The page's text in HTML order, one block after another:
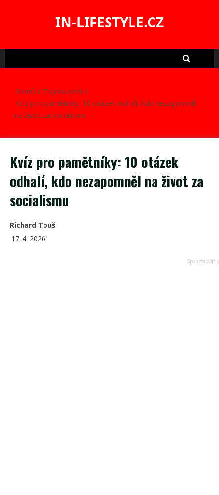
IN-LIFESTYLE.CZ
Domů
Zajímavosti
Kvíz pro pamětníky: 10 otázek odhalí, kdo nezapomněl
na život za socialismu
Kvíz pro pamětníky: 10 otázek
odhalí, kdo nezapomněl na život za
socialismu
Richard Touš
17. 4. 2026